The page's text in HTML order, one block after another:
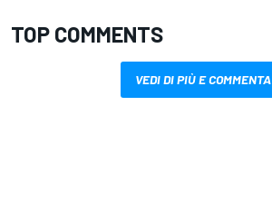
TOP COMMENTS
VEDI DI PIÙ E COMMENTA